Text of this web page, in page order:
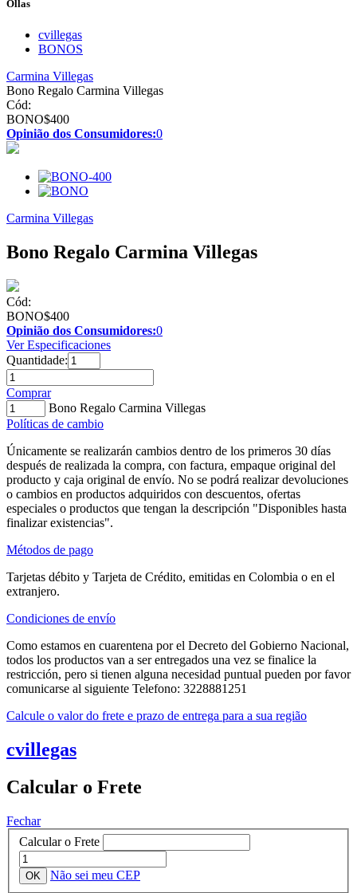
Ollas
cvillegas
BONOS
Carmina Villegas
Bono Regalo Carmina Villegas
Cód:
BONO$400
Opinião dos Consumidores:0
Carmina Villegas
Bono Regalo Carmina Villegas
Cód:
BONO$400
Opinião dos Consumidores:0
Ver Especificaciones
Quantidade:
Comprar
Bono Regalo Carmina Villegas
Políticas de cambio
Únicamente se realizarán cambios dentro de los primeros 30 días
después de realizada la compra, con factura, empaque original del
producto y caja original de envío. No se podrá realizar devoluciones
o cambios en productos adquiridos con descuentos, ofertas
especiales o productos que tengan la descripción "Disponibles hasta
finalizar existencias".
Métodos de pago
Tarjetas débito y Tarjeta de Crédito, emitidas en Colombia o en el
extranjero.
Condiciones de envío
Como estamos en cuarentena por el Decreto del Gobierno Nacional,
todos los productos van a ser entregados una vez se finalice la
restricción, pero si tienen alguna necesidad puntual pueden por favor
comunicarse al siguiente Telefono: 3228881251
Calcule o valor do frete e prazo de entrega para a sua região
cvillegas
Calcular o Frete
Fechar
Calcular o Frete
Não sei meu CEP